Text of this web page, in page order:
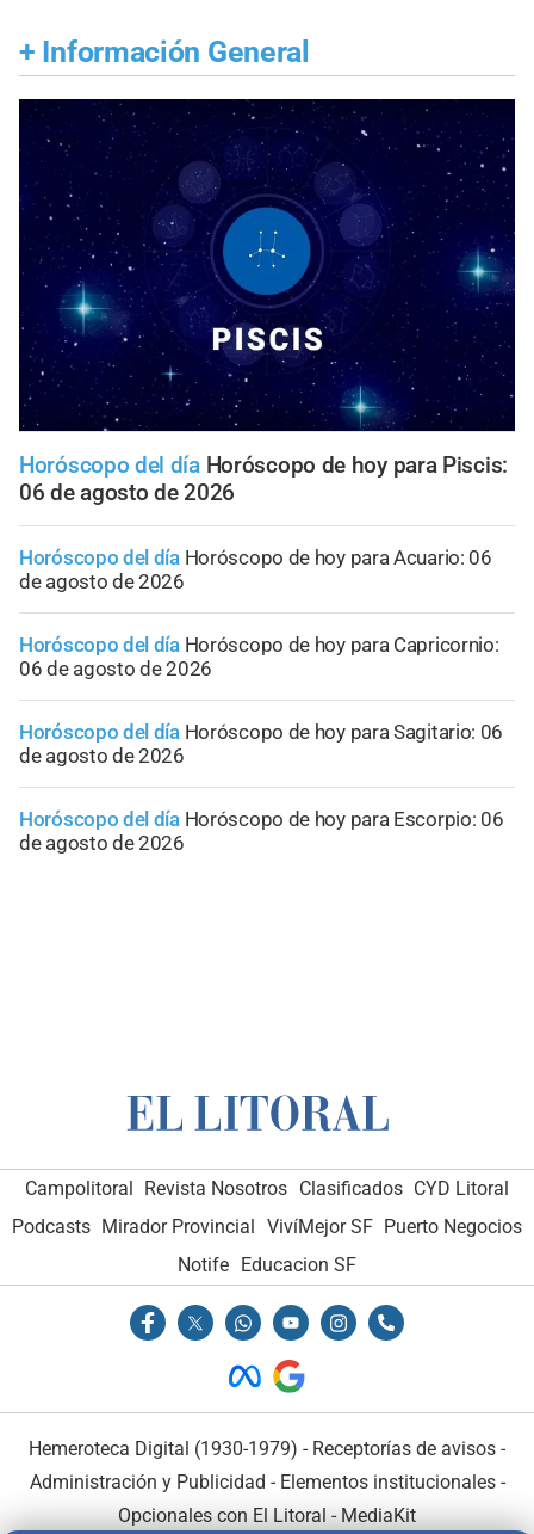
+ Información General
Horóscopo del día Horóscopo de hoy para Piscis:
06 de agosto de 2026
Horóscopo del día Horóscopo de hoy para Acuario: 06
de agosto de 2026
Horóscopo del día Horóscopo de hoy para Capricornio:
06 de agosto de 2026
Horóscopo del día Horóscopo de hoy para Sagitario: 06
de agosto de 2026
Horóscopo del día Horóscopo de hoy para Escorpio: 06
de agosto de 2026
Campolitoral Revista Nosotros Clasificados CYD Litoral
Podcasts Mirador Provincial VivíMejor SF Puerto Negocios
Notife Educacion SF
Hemeroteca Digital (1930-1979) - Receptorías de avisos -
Administración y Publicidad - Elementos institucionales-
Opcionales con El Litoral - MediaKit